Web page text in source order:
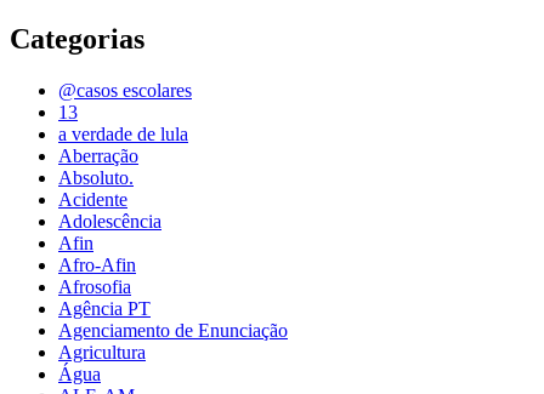
Categorias
@casos escolares
13
a verdade de lula
Aberração
Absoluto.
Acidente
Adolescência
Afin
Afro-Afin
Afrosofia
Agência PT
Agenciamento de Enunciação
Agricultura
Água